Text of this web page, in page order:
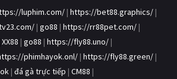
luphim.com/ | https://bet88.graphics/ |
| go88 | https://rr88pet.com/ |
XX88 | go88 | https://fly88.uno/ |
phimhayok.onl/ | https://fly88.green/ |
| đá gà trực tiếp | CM88 |